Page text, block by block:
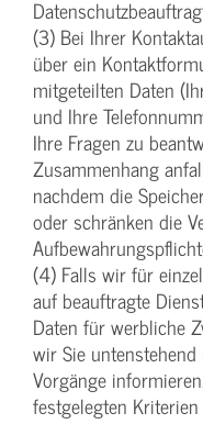
(3) Bei Ihrer
über ein
mitgeteilten Daten
und Ihre
Ihre Fragen zu
Zusammenhang
nachdem die
oder schränken die
(4) Falls wir für
auf beauftragte
Daten für werbliche
wir Sie
Vorgänge
festgelegten